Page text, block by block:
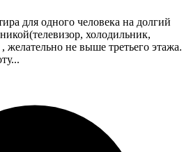
для одного человека на долгий
холодильник,
желательно не выше третьего этажа.